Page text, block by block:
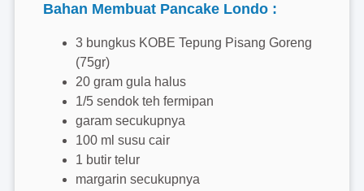
Bahan Membuat Pancake Londo :
3 bungkus KOBE Tepung Pisang Goreng
(75gr)
20 gram gula halus
1/5 sendok teh fermipan
garam secukupnya
100 ml susu cair
1 butir telur
margarin secukupnya